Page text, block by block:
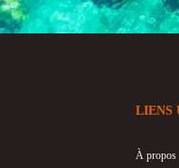
LIENS
À propos